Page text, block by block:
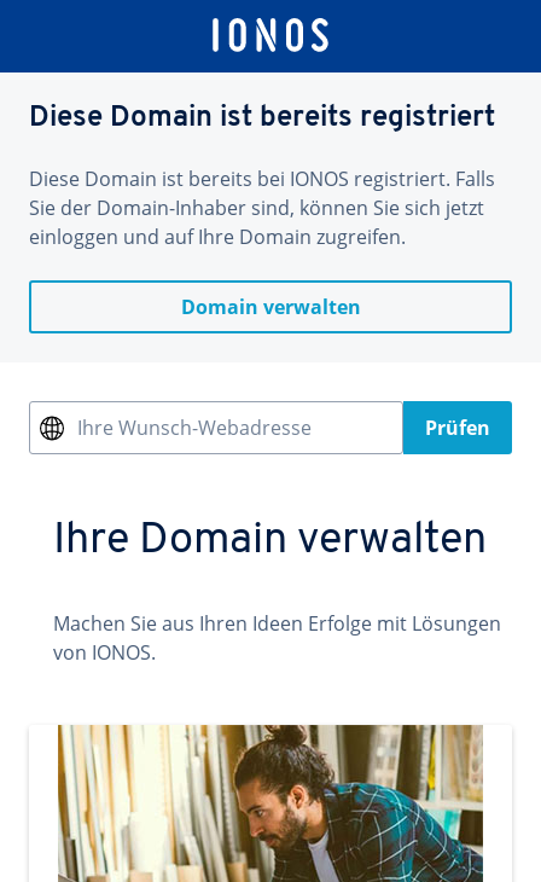
Diese Domain ist bereits registriert
Diese Domain ist bereits bei IONOS registriert. Falls
Sie der Domain-Inhaber sind, können Sie sich jetzt
einloggen und auf Ihre Domain zugreifen.
Domain verwalten
Ihre Wunsch-Webadresse Prüfen
Ihre Domain verwalten
Machen Sie aus Ihren Ideen Erfolge mit Lösungen
von IONOS.